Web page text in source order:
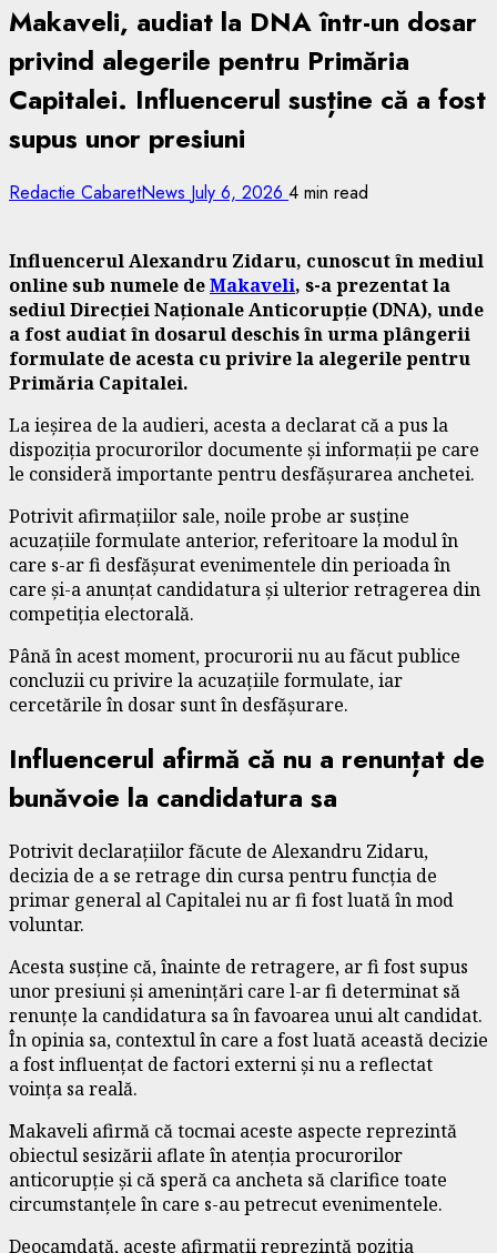
Makaveli, audiat la DNA într-un dosar
privind alegerile pentru Primăria
Capitalei. Influencerul susține că a fost
supus unor presiuni
Redactie CabaretNews July 6, 2026 4 min read
Influencerul Alexandru Zidaru, cunoscut în mediul
online sub numele deMakaveli, s-a prezentat la
sediul Direcției Naționale Anticorupție (DNA), unde
a fost audiat în dosarul deschis în urma plângerii
formulate de acesta cu privire la alegerile pentru
Primăria Capitalei.
La ieșirea de la audieri, acesta a declarat că a pus la
dispoziția procurorilor documente și informații pe care
le consideră importante pentru desfășurarea anchetei.
Potrivit afirmațiilor sale, noile probe ar susține
acuzațiile formulate anterior, referitoare la modul în
care s-ar fi desfășurat evenimentele din perioada în
care și-a anunțat candidatura și ulterior retragerea din
competiția electorală.
Până în acest moment, procurorii nu au făcut publice
concluzii cu privire la acuzațiile formulate, iar
cercetările în dosar sunt în desfășurare.
Influencerul afirmă că nu a renunțat de
bunăvoie la candidatura sa
Potrivit declarațiilor făcute de Alexandru Zidaru,
decizia de a se retrage din cursa pentru funcția de
primar general al Capitalei nu ar fi fost luată în mod
voluntar.
Acesta susține că, înainte de retragere, ar fi fost supus
unor presiuni și amenințări care l-ar fi determinat să
renunțe la candidatura sa în favoarea unui alt candidat.
În opinia sa, contextul în care a fost luată această decizie
a fost influențat de factori externi și nu a reflectat
voința sa reală.
Makaveli afirmă că tocmai aceste aspecte reprezintă
obiectul sesizării aflate în atenția procurorilor
anticorupție și că speră ca ancheta să clarifice toate
circumstanțele în care s-au petrecut evenimentele.
Deocamdată, aceste afirmații reprezintă poziția